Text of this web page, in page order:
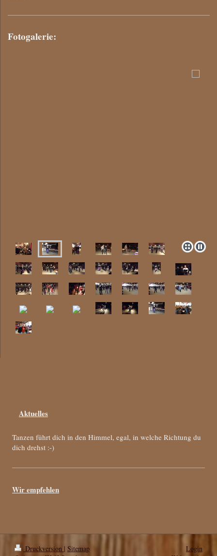
Fotogalerie:
Aktuelles
Tanzen führt dich in den Himmel, egal, in welche Richtung du
dich drehst :-)
Wir empfehlen
Druckversion | Sitemap
Login